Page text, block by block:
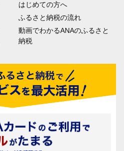
はじめての方へ
ふるさと納税の流れ
動画でわかるANAのふるさと
納税